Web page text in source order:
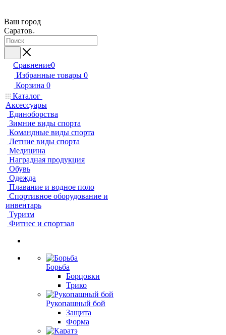
Ваш город
Саратов
Сравнение0
Избранные товары 0
Корзина 0
Каталог
Аксессуары
Единоборства
Зимние виды спорта
Командные виды спорта
Летние виды спорта
Медицина
Наградная продукция
Обувь
Одежда
Плавание и водное поло
Спортивное оборудование и
инвентарь
Туризм
Фитнес и спортзал
Борьба
Борцовки
Трико
Рукопашный бой
Защита
Форма